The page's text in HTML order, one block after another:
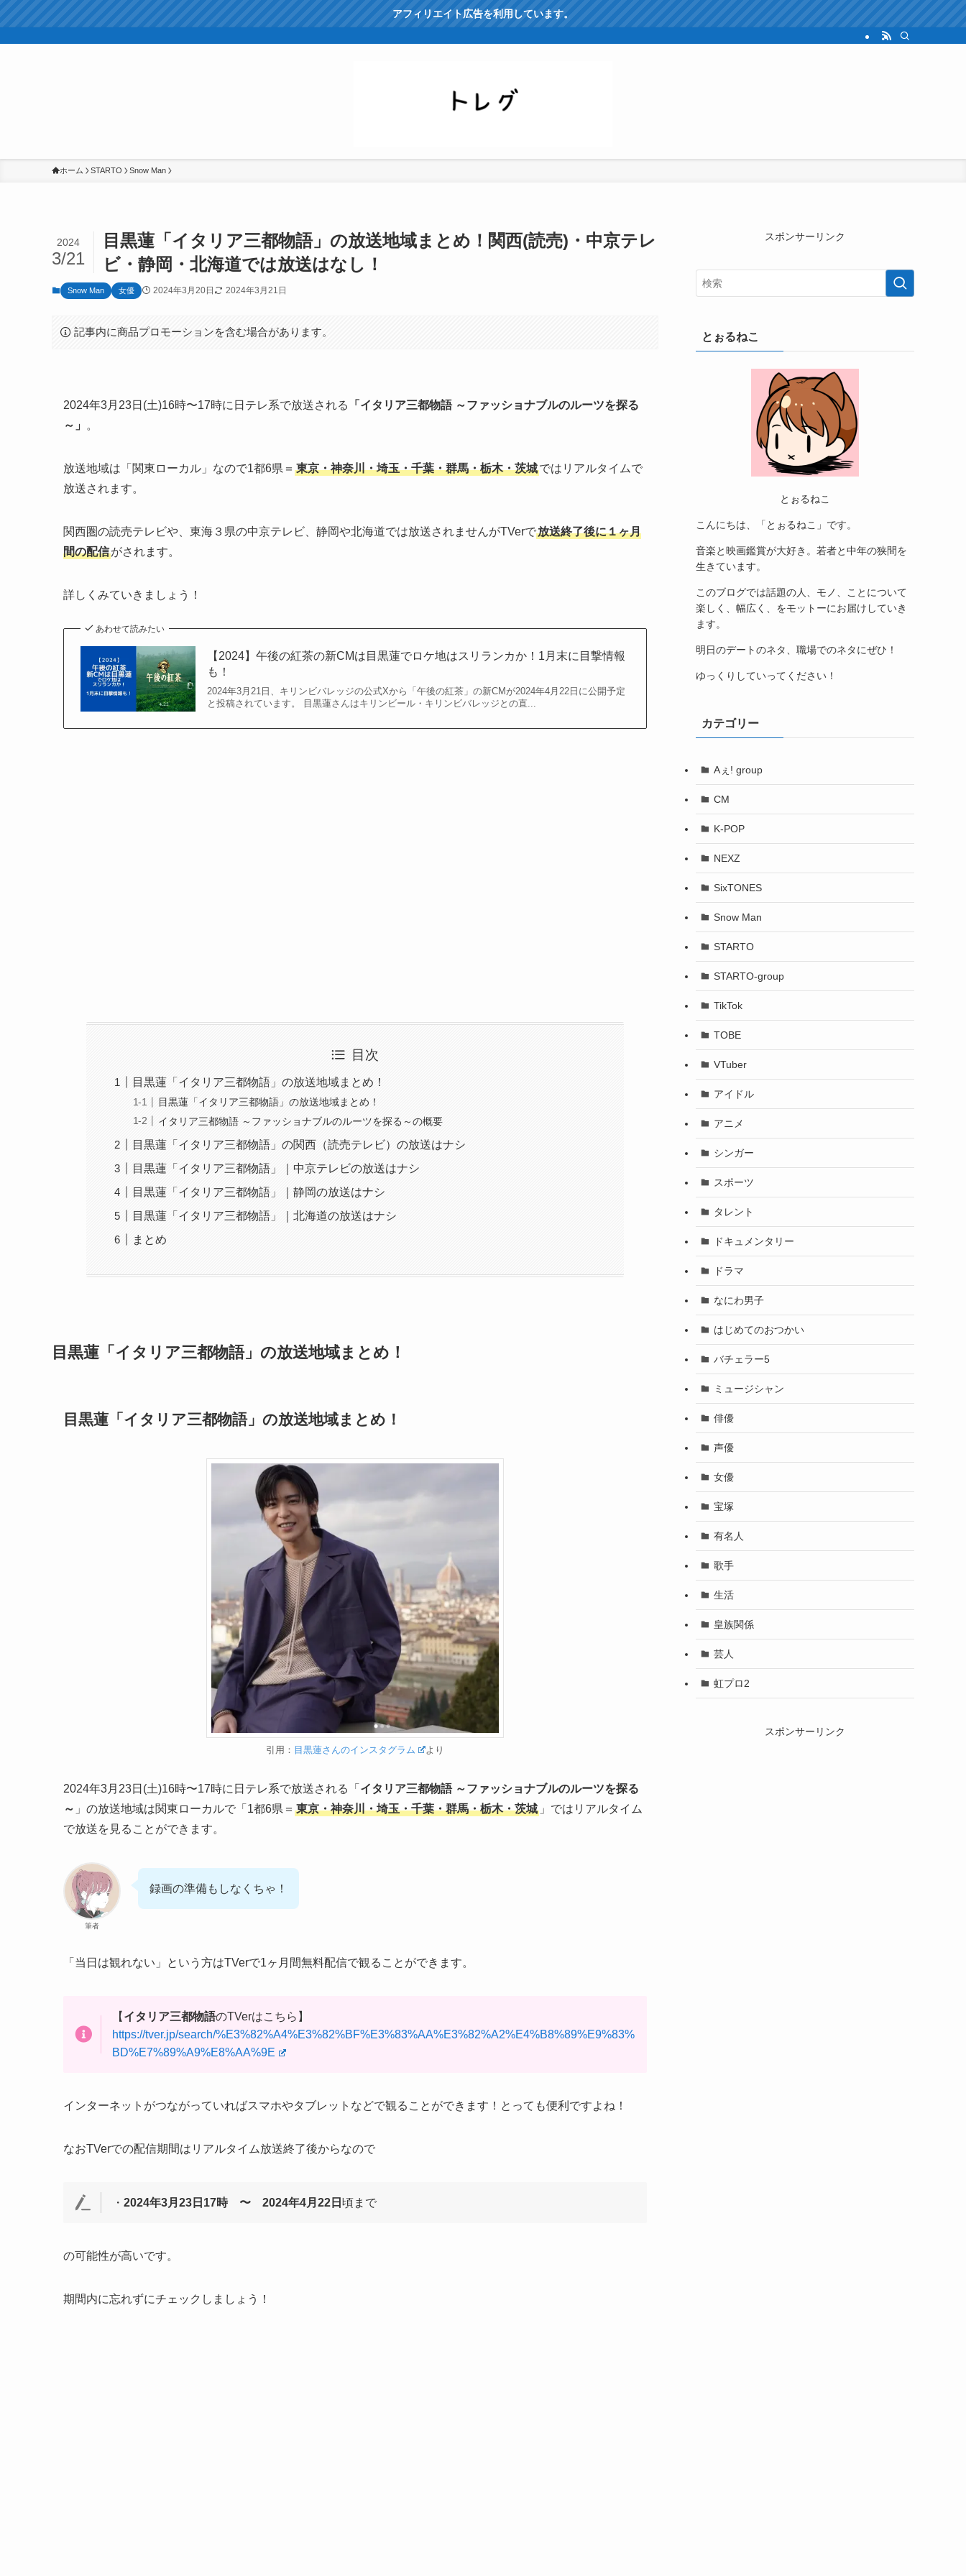
アフィリエイト広告を利用しています。
ホーム STARTO Snow Man
目黒蓮「イタリア三都物語」の放送地域まとめ！関西(読売)・中京テレ
ビ・静岡・北海道では放送はなし！
2024
3/21
Snow Man 女優 2024年3月20日 2024年3月21日
記事内に商品プロモーションを含む場合があります。
2024年3月23日(土)16時〜17時に日テレ系で放送される
「イタリア三都物語 ～ファッショナブルのルーツを探る
～」
。
放送地域は「関東ローカル」なので1都6県＝ 東京・神奈川・埼玉・千葉・群馬・栃木・茨城ではリアルタイムで
放送されます。
関西圏の読売テレビや、東海３県の中京テレビ、静岡や北海道では放送されませんがTVerで放送終了後に１ヶ月
間の配信がされます。
詳しくみていきましょう！
あわせて読みたい
【2024】午後の紅茶の新CMは目黒蓮でロケ地はスリランカか！1月末に目撃情報
も！
2024年3月21日、キリンビバレッジの公式Xから「午後の紅茶」の新CMが2024年4月22日に公開予定
と投稿されています。 目黒蓮さんはキリンビール・キリンビバレッジとの直...
目次
目黒蓮「イタリア三都物語」の放送地域まとめ！
目黒蓮「イタリア三都物語」の放送地域まとめ！
イタリア三都物語 ～ファッショナブルのルーツを探る～の概要
目黒蓮「イタリア三都物語」の関西（読売テレビ）の放送はナシ
目黒蓮「イタリア三都物語」｜中京テレビの放送はナシ
目黒蓮「イタリア三都物語」｜静岡の放送はナシ
目黒蓮「イタリア三都物語」｜北海道の放送はナシ
まとめ
目黒蓮「イタリア三都物語」の放送地域まとめ！
目黒蓮「イタリア三都物語」の放送地域まとめ！
引用： 目黒蓮さんのインスタグラム より
2024年3月23日(土)16時〜17時に日テレ系で放送される「 イタリア三都物語 ～ファッショナブルのルーツを探る
～ 」の放送地域は関東ローカルで「1都6県＝ 東京・神奈川・埼玉・千葉・群馬・栃木・茨城 」ではリアルタイム
で放送を見ることができます。
筆者
録画の準備もしなくちゃ！
「当日は観れない」という方はTVerで1ヶ月間無料配信で観ることができます。
【 イタリア三都物語のTVerはこちら】
https://tver.jp/search/%E3%82%A4%E3%82%BF%E3%83%AA%E3%82%A2%E4%B8%89%E9%83%
BD%E7%89%A9%E8%AA%9E
インターネットがつながっていればスマホやタブレットなどで観ることができます！とっても便利ですよね！
なおTVerでの配信期間はリアルタイム放送終了後からなので
・ 2024年3月23日17時 〜 2024年4月22日 頃まで
の可能性が高いです。
期間内に忘れずにチェックしましょう！
スポンサーリンク
とぉるねこ
とぉるねこ
こんにちは、「とぉるねこ」です。
音楽と映画鑑賞が大好き。若者と中年の狭間を
生きています。
このブログでは話題の人、モノ、ことについて
楽しく、幅広く、をモットーにお届けしていき
ます。
明日のデートのネタ、職場でのネタにぜひ！
ゆっくりしていってください！
カテゴリー
Aぇ! group
CM
K-POP
NEXZ
SixTONES
Snow Man
STARTO
STARTO-group
TikTok
TOBE
VTuber
アイドル
アニメ
シンガー
スポーツ
タレント
ドキュメンタリー
ドラマ
なにわ男子
はじめてのおつかい
バチェラー5
ミュージシャン
俳優
声優
女優
宝塚
有名人
歌手
生活
皇族関係
芸人
虹プロ2
スポンサーリンク